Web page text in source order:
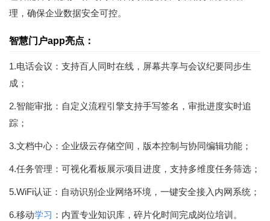
理，确保企业数据安全可控。
智慧门户app亮点：
1.电话会议：支持百人同时在线，屏幕共享与会议纪要同步生
成；
2.智能审批：自定义流程引擎支持手写签名，审批进度实时追
踪；
3.文档中心：企业级云存储空间，版本控制与协同编辑功能；
4.任务管理：可视化看板展示项目进度，支持多维度任务筛选；
5.WiFi认证：自动识别企业网络环境，一键安全接入内网系统；
6.移动学习 ：内置专业知识库，碎片化时间完成岗位培训。